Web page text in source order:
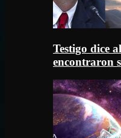
Testigo dice
encontraron